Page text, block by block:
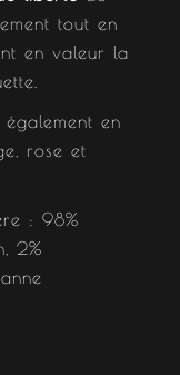
tout en
en valeur la
également en
rose et
: 98%
2%